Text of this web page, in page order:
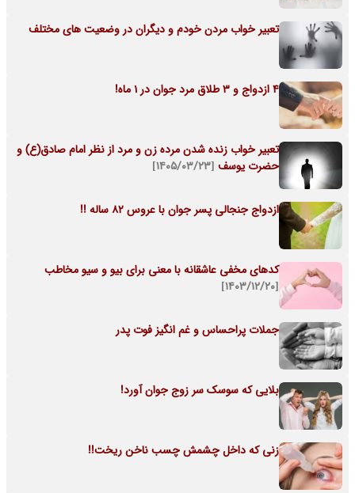
تعبیر خواب مردن خودم و دیگران در وضعیت های مختلف
4 ازدواج و 3 طلاق مرد جوان در 1 ماه!
تعبیر خواب زنده شدن مرده زن و مرد از نظر امام صادق(ع) و
حضرت یوسف [۱۴۰۵/۰۳/۲۳]
ازدواج جنجالی پسر جوان با عروس 82 ساله !!
کدهای مخفی عاشقانه با معنی برای بیو و سیو مخاطب
[۱۴۰۳/۱۲/۲۰]
جملات پراحساس و غم انگیز فوت پدر
بلایی که سوسک سر زوج جوان آورد!
زنی که داخل چشمش چسب ناخن ریخت!!